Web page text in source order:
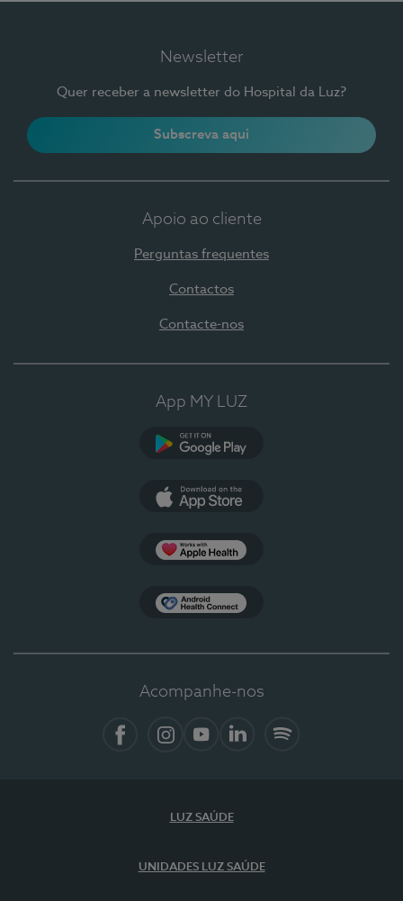
Newsletter
Quer receber a newsletter do Hospital da Luz?
Subscreva aqui
Apoio ao cliente
Perguntas frequentes
Contactos
Contacte-nos
App MY LUZ
Acompanhe-nos
LUZ SAÚDE
UNIDADES LUZ SAÚDE